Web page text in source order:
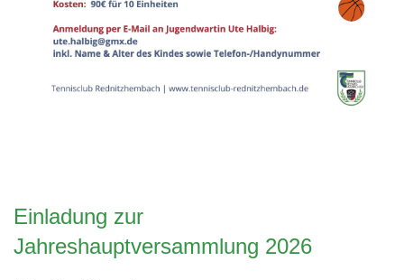
Einladung zur
Jahreshauptversammlung 2026